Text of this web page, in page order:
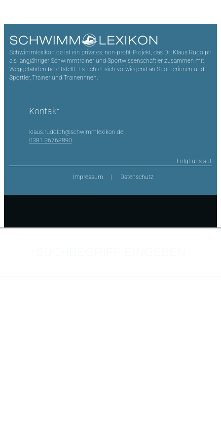
Schwimmlexikon.de ist ein privates, non-profit-Projekt, das Dr. Klaus Rudolph
als langjähriger Schwimmtrainer und Sportwissenschaftler zusammen mit
Weggefährten bereitstellt. Es richtet sich vorwiegend an Sportlerinnen und
Sportler, Trainer und Trainerinnen.
Kontakt
klaus.rudolph@schwimmlexikon.de
0381 36768890
Folgt uns auf
Impressum Datenschutz